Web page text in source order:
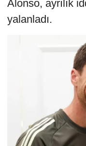
Alonso, ayrılık
yalanladı.